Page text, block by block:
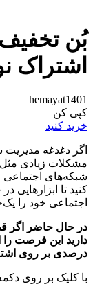
اشتراک
hemayat1401
کپی کن
خرید کنید
اگر دغدغه مدیریت
مشکلات زیادی
شبکه‌های اجتماعی
کنید تا
اجتماعی خود را
در حال حاضر اگر
درصدی بر روی
با کلیک بر روی